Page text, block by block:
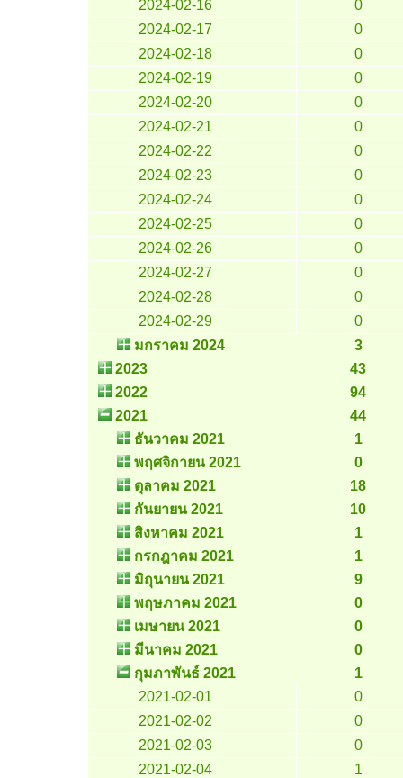
2024-02-16
0
2024-02-17
0
2024-02-18
0
2024-02-19
0
2024-02-20
0
2024-02-21
0
2024-02-22
0
2024-02-23
0
2024-02-24
0
2024-02-25
0
2024-02-26
0
2024-02-27
0
2024-02-28
0
2024-02-29
0
มกราคม 2024
3
2023
43
2022
94
2021
44
ธันวาคม 2021
1
พฤศจิกายน 2021
0
ตุลาคม 2021
18
กันยายน 2021
10
สิงหาคม 2021
1
กรกฎาคม 2021
1
มิถุนายน 2021
9
พฤษภาคม 2021
0
เมษายน 2021
0
มีนาคม 2021
0
กุมภาพันธ์ 2021
1
2021-02-01
0
2021-02-02
0
2021-02-03
0
2021-02-04
1